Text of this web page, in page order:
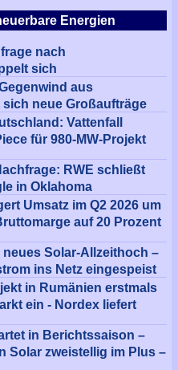
Energien
nach
sich
aus
neue Großaufträge
Vattenfall
für 980-MW-Projekt
RWE schließt
in Oklahoma
Umsatz im Q2 2026 um
auf 20 Prozent
Solar-Allzeithoch –
ins Netz eingespeist
in Rumänien erstmals
ein - Nordex liefert
in Berichtssaison –
Solar zweistellig im Plus –